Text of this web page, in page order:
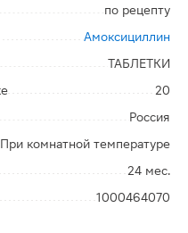
по рецепту
Амоксициллин
ТАБЛЕТКИ
20
Россия
При комнатной температуре
24 мес.
1000464070